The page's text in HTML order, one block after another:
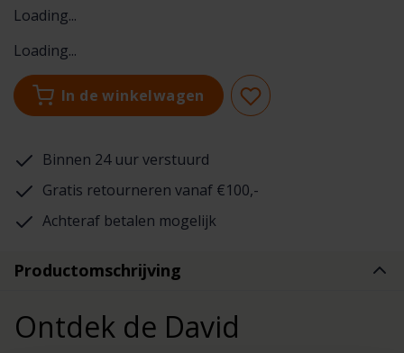
Loading...
Loading...
In de winkelwagen
Binnen 24 uur verstuurd
Gratis retourneren vanaf €100,-
Achteraf betalen mogelijk
Productomschrijving
Ontdek de David